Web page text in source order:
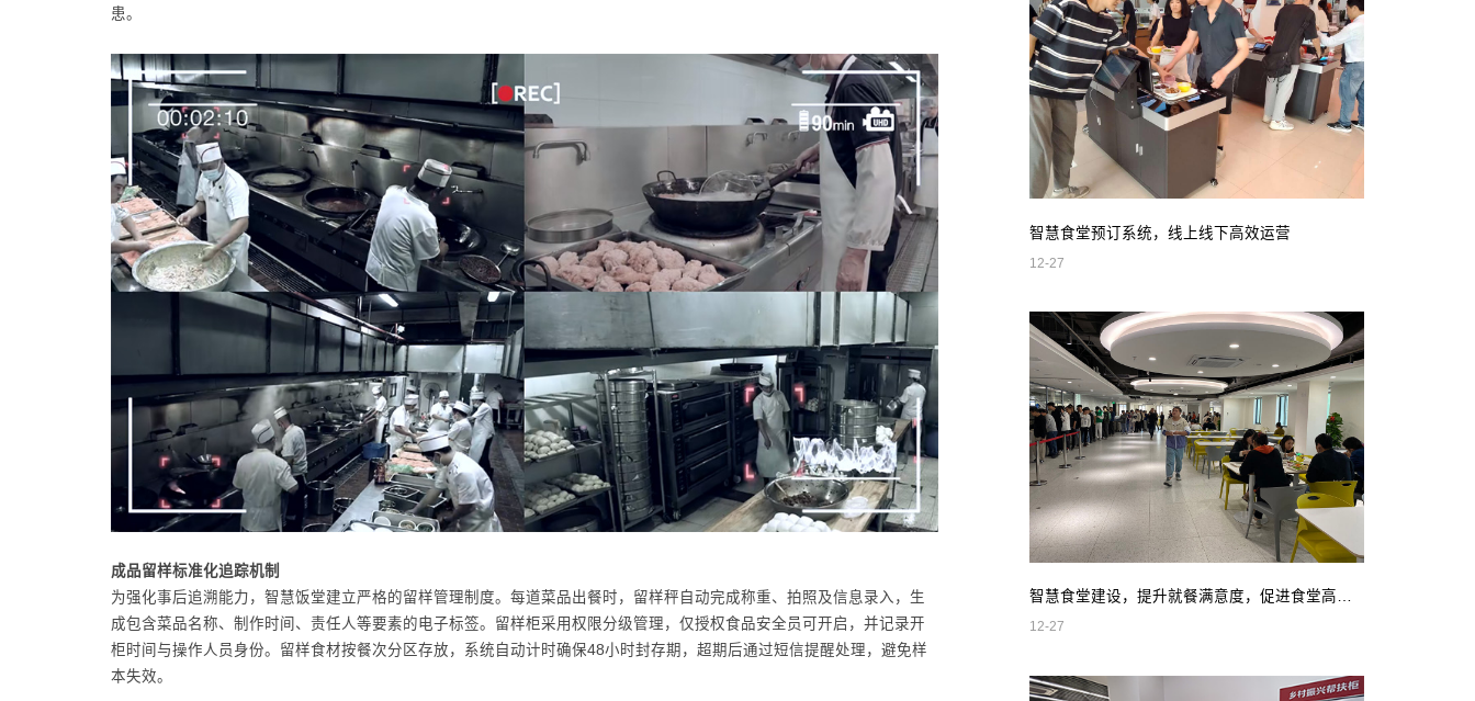
患。
成品留样标准化追踪机制
为强化事后追溯能力，智慧饭堂建立严格的留样管理制度。每道菜品出餐时，留样秤自动完成称重、拍照及信息录入，生
成包含菜品名称、制作时间、责任人等要素的电子标签。留样柜采用权限分级管理，仅授权食品安全员可开启，并记录开
柜时间与操作人员身份。留样食材按餐次分区存放，系统自动计时确保48小时封存期，超期后通过短信提醒处理，避免样
本失效。
智慧食堂预订系统，线上线下高效运营
12-27
智慧食堂建设，提升就餐满意度，促进食堂高效管理
12-27